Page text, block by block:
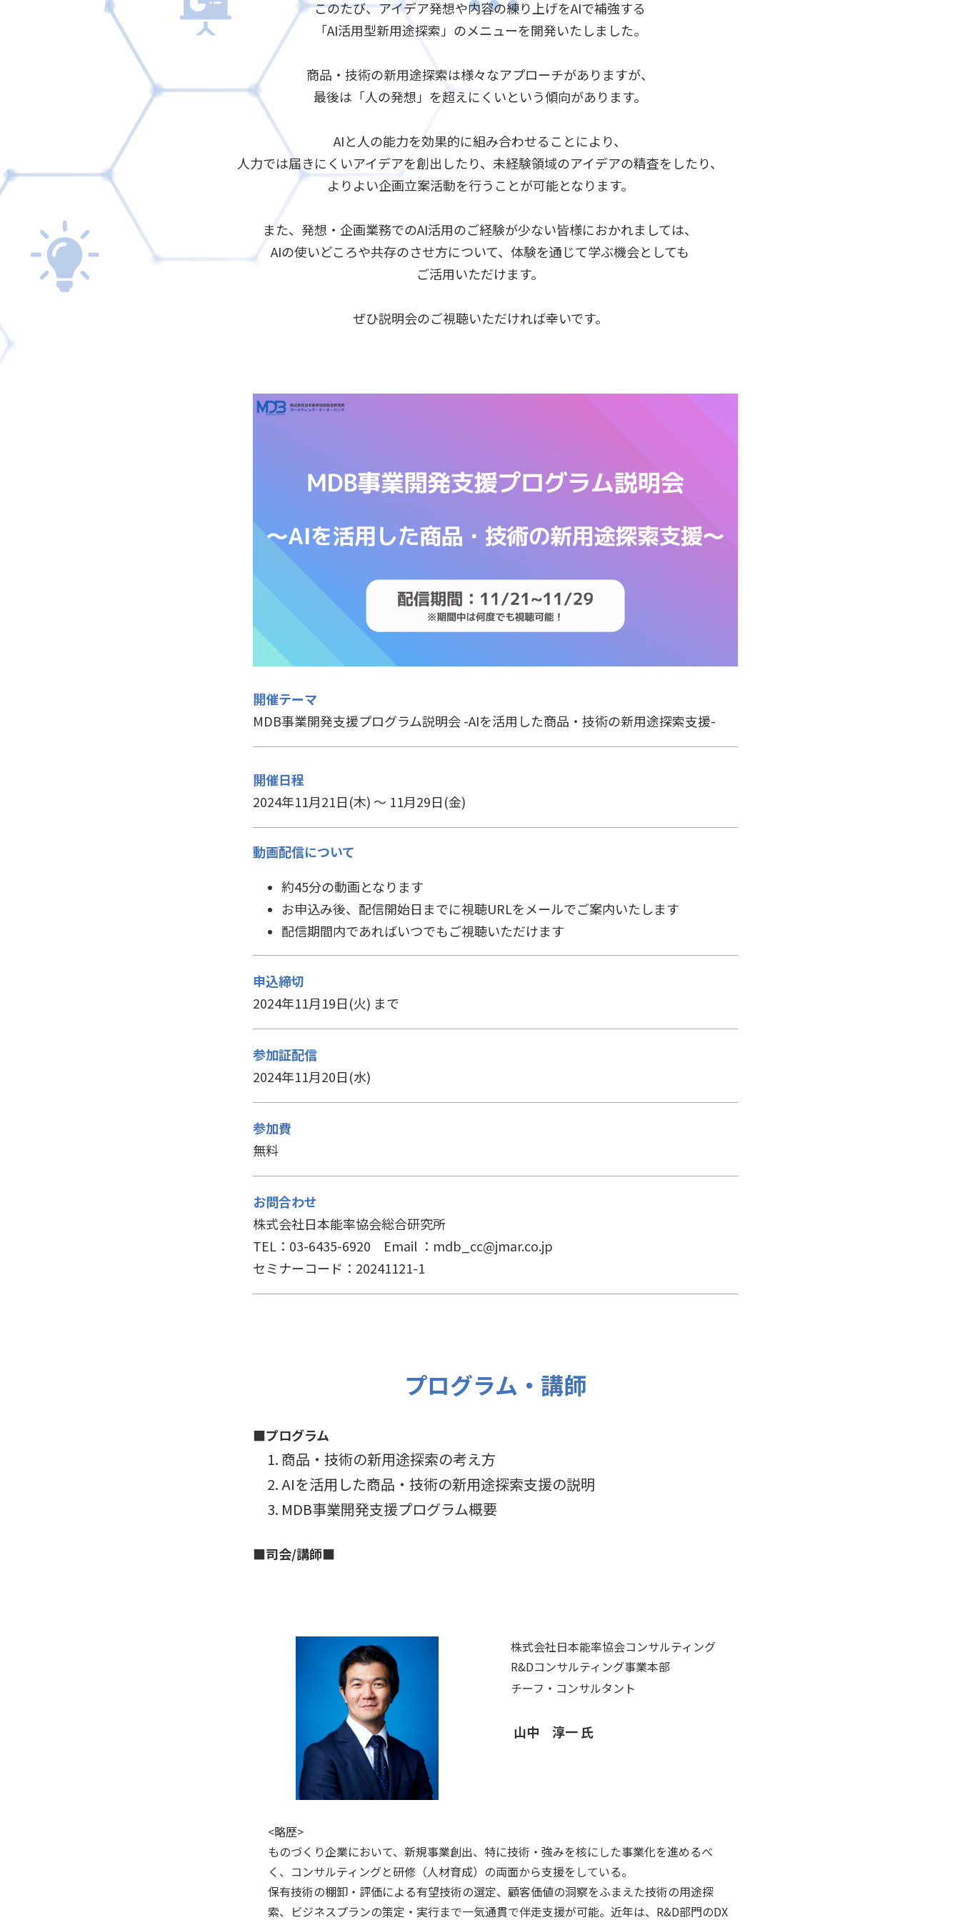
このたび、アイデア発想や内容の練り上げをAIで補強する
「AI活用型新用途探索」のメニューを開発いたしました。
商品・技術の新用途探索は様々なアプローチがありますが、
最後は「人の発想」を超えにくいという傾向があります。
AIと人の能力を効果的に組み合わせることにより、
人力では届きにくいアイデアを創出したり、未経験領域のアイデアの精査をしたり、
よりよい企画立案活動を行うことが可能となります。
また、発想・企画業務でのAI活用のご経験が少ない皆様におかれましては、
AIの使いどころや共存のさせ方について、体験を通じて学ぶ機会としても
ご活用いただけます。
ぜひ説明会のご視聴いただければ幸いです。
開催テーマ
MDB事業開発支援プログラム説明会 -AIを活用した商品・技術の新用途探索支援-
開催日程
2024年11月21日(木) ～ 11月29日(金)
動画配信について
約45分の動画となります
お申込み後、配信開始日までに視聴URLをメールでご案内いたします
配信期間内であればいつでもご視聴いただけます
申込締切
2024年11月19日(火) まで
参加証配信
2024年11月20日(水)
参加費
無料
お問合わせ
株式会社日本能率協会総合研究所
TEL：03-6435-6920 Email ：mdb_cc@jmar.co.jp
セミナーコード：20241121-1
プログラム・講師
■プログラム
1. 商品・技術の新用途探索の考え方
2. AIを活用した商品・技術の新用途探索支援の説明
3. MDB事業開発支援プログラム概要
■司会/講師■
株式会社日本能率協会コンサルティング
R&Dコンサルティング事業本部
チーフ・コンサルタント
山中 淳一 氏
<略歴>
ものづくり企業において、新規事業創出、特に技術・強みを核にした事業化を進めるべ
く、コンサルティングと研修（人材育成）の両面から支援をしている。
保有技術の棚卸・評価による有望技術の選定、顧客価値の洞察をふまえた技術の用途探
索、ビジネスプランの策定・実行まで一気通貫で伴走支援が可能。近年は、R&D部門のDX